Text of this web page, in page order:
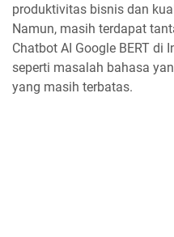
produktivitas bisnis dan
Namun, masih terdapat
Chatbot AI Google BERT di
seperti masalah bahasa
yang masih terbatas.